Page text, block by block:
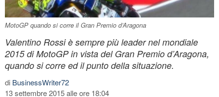
MotoGP quando si corre il Gran Premio d’Aragona
Valentino Rossi è sempre più leader nel mondiale
2015 di MotoGP in vista del Gran Premio d’Aragona,
quando si corre ed il punto della situazione.
di BusinessWriter72
13 settembre 2015 alle ore 18:04